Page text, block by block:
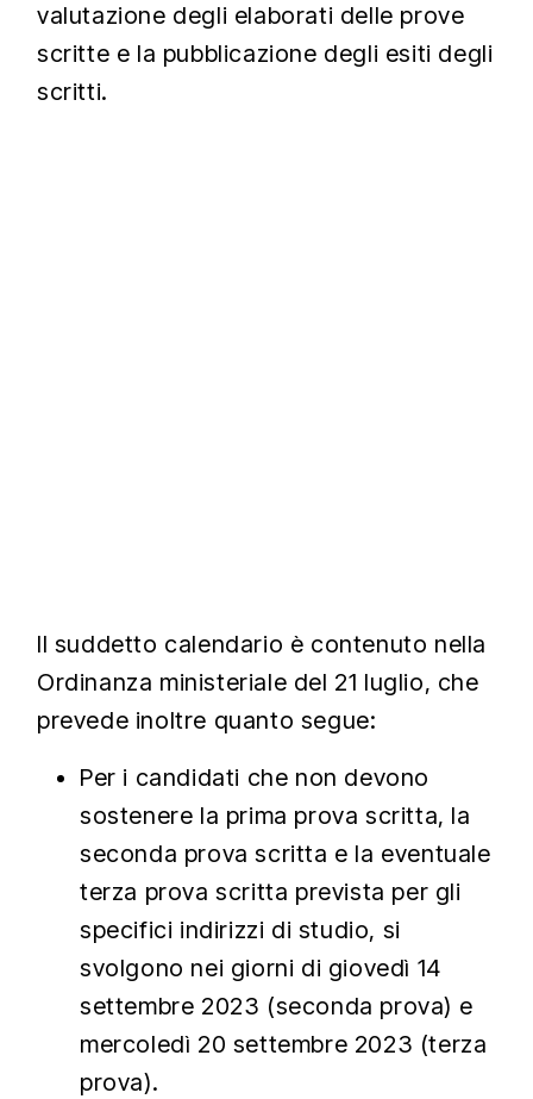
valutazione degli elaborati delle prove
scritte e la pubblicazione degli esiti degli
scritti.
Il suddetto calendario è contenuto nella
Ordinanza ministeriale del 21 luglio, che
prevede inoltre quanto segue:
Per i candidati che non devono
sostenere la prima prova scritta, la
seconda prova scritta e la eventuale
terza prova scritta prevista per gli
specifici indirizzi di studio, si
svolgono nei giorni di giovedì 14
settembre 2023 (seconda prova) e
mercoledì 20 settembre 2023 (terza
prova).